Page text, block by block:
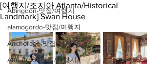
Abingdon-맛집/여행지
alamogordo-맛집/여행지
Anchorage-맛집/여행지
Ann Arbor-맛집/여행지
[여행지/조지아 Atlanta/Historical
Landmark] Swan House